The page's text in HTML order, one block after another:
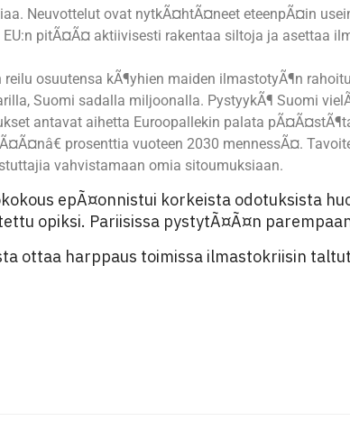
Neuvottelut ovat nytkÃ¤htÃ¤neet eteenpÃ¤in
pitÃ¤Ã¤ aktiivisesti rakentaa siltoja ja asettaa
osuutensa kÃ¶yhien maiden ilmastotyÃ¶n
Suomi sadalla miljoonalla. PystyykÃ¶ Suomi
antavat aihetta Euroopallekin palata
prosenttia vuoteen 2030 mennessÃ¤.
vahvistamaan omia sitoumuksiaan.
epÃ¤onnistui korkeista odotuksista
opiksi. Pariisissa pystytÃ¤Ã¤n
ottaa harppaus toimissa ilmastokriisin